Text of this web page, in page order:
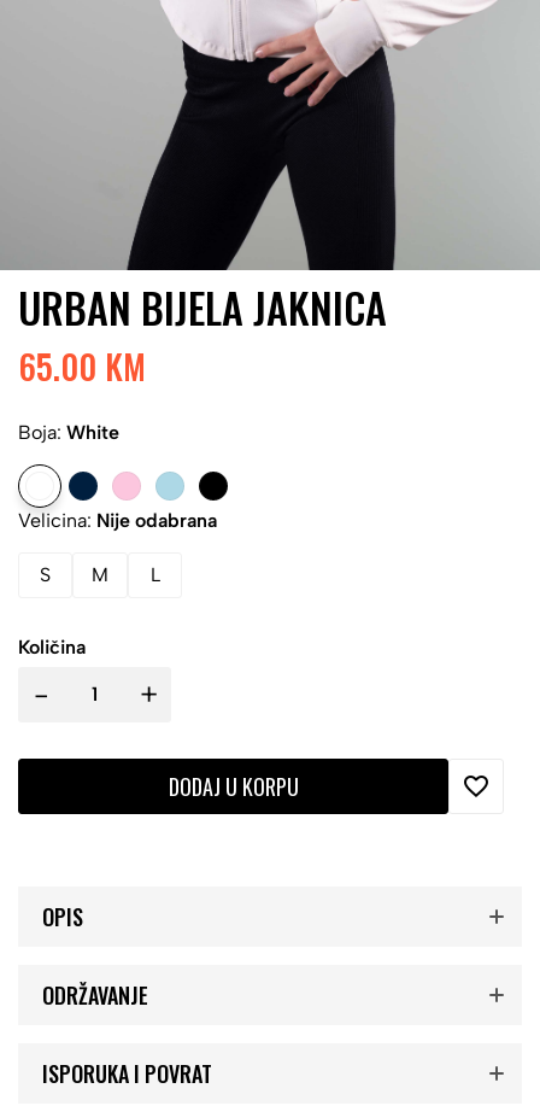
URBAN BIJELA JAKNICA
65.00 KM
Boja: White
Velicina: Nije odabrana
S M L
Količina
- +
DODAJ U KORPU
OPIS
ODRŽAVANJE
ISPORUKA I POVRAT